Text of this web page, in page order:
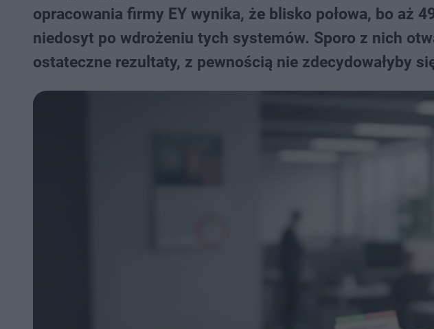
opracowania firmy EY wynika, że blisko połowa, bo aż
niedosyt po wdrożeniu tych systemów. Sporo z nich
ostateczne rezultaty, z pewnością nie zdecydowałyby